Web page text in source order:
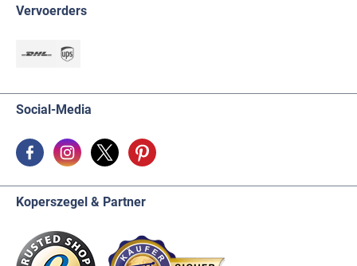
Vervoerders
Social-Media
Koperszegel & Partner